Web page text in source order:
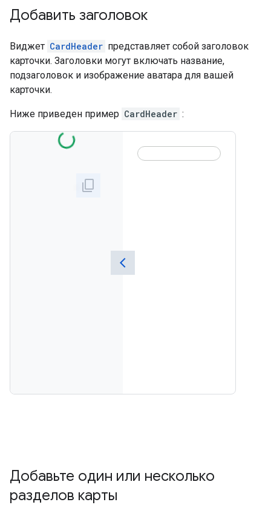
Добавить заголовок
Виджет CardHeader представляет собой заголовок
карточки. Заголовки могут включать название,
подзаголовок и изображение аватара для вашей
карточки.
Ниже приведен пример CardHeader :
Добавьте один или несколько
разделов карты